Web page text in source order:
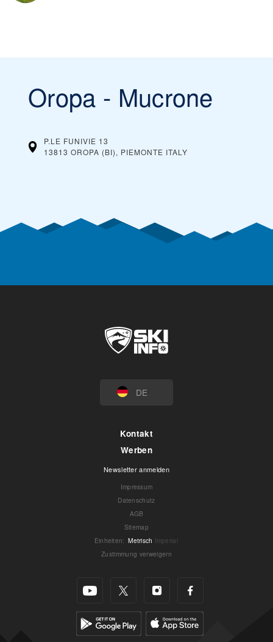
Oropa - Mucrone
P.LE FUNIVIE 13
13813 OROPA (BI), PIEMONTE ITALY
DE
Kontakt
Werben
Newsletter anmelden
Impressum
Datenschutz
AGB
Sitemap
Einheiten: Metrisch Imperial
Zustimmung verweigern